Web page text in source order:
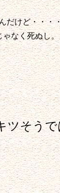
だけど・・・
ゃなく死ぬし。
ツそう